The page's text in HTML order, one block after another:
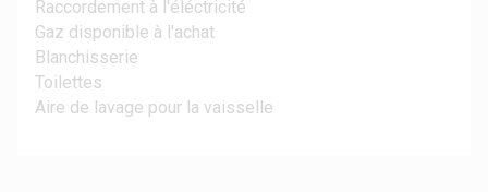
Raccordement à l'éléctricité
Gaz disponible à l'achat
Blanchisserie
Toilettes
Aire de lavage pour la vaisselle